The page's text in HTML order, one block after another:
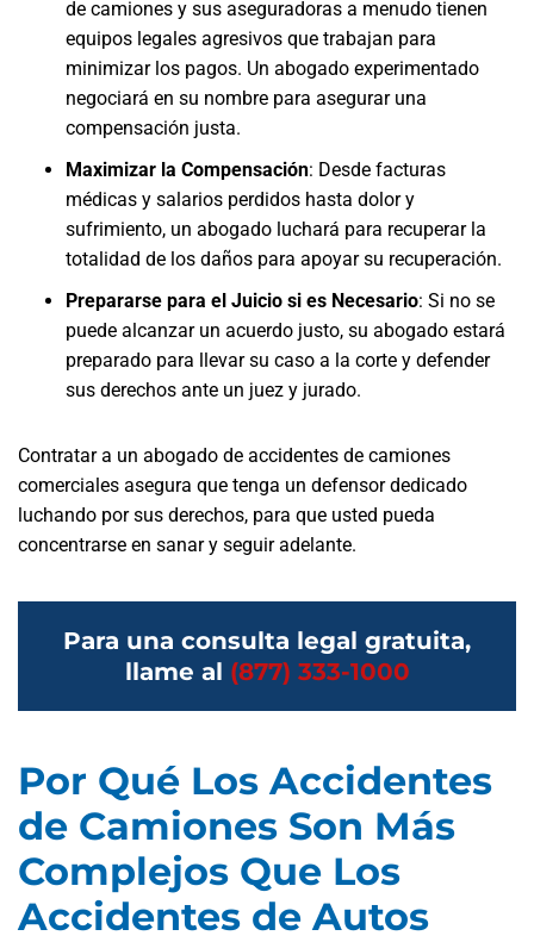
de camiones y sus aseguradoras a menudo tienen
equipos legales agresivos que trabajan para
minimizar los pagos. Un abogado experimentado
negociará en su nombre para asegurar una
compensación justa.
Maximizar la Compensación: Desde facturas
médicas y salarios perdidos hasta dolor y
sufrimiento, un abogado luchará para recuperar la
totalidad de los daños para apoyar su recuperación.
Prepararse para el Juicio si es Necesario: Si no se
puede alcanzar un acuerdo justo, su abogado estará
preparado para llevar su caso a la corte y defender
sus derechos ante un juez y jurado.
Contratar a un abogado de accidentes de camiones
comerciales asegura que tenga un defensor dedicado
luchando por sus derechos, para que usted pueda
concentrarse en sanar y seguir adelante.
Para una consulta legal gratuita,
llame al (877) 333-1000
Por Qué Los Accidentes
de Camiones Son Más
Complejos Que Los
Accidentes de Autos